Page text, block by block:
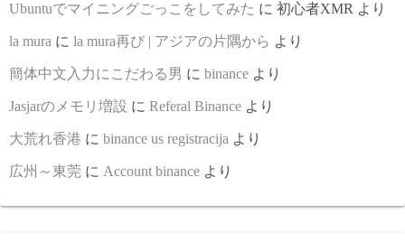
Ubuntuでマイニングごっこをしてみた に 初心者XMR より
la mura に la mura再び | アジアの片隅から より
簡体中文入力にこだわる男 に binance より
Jasjarのメモリ増設 に Referal Binance より
大荒れ香港 に binance us registracija より
広州～東莞 に Account binance より